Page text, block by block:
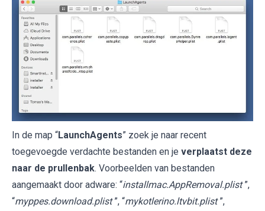
In de map “LaunchAgents” zoek je naar recent
toegevoegde verdachte bestanden en je verplaatst deze
naar de prullenbak. Voorbeelden van bestanden
aangemaakt door adware: “installmac.AppRemoval.plist ”,
“myppes.download.plist ”, “mykotlerino.ltvbit.plist ”,